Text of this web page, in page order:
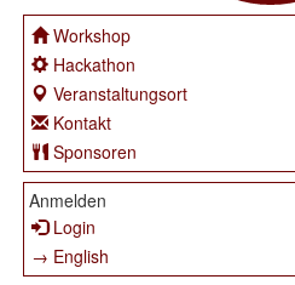
Workshop
Hackathon
Veranstaltungsort
Kontakt
Sponsoren
Anmelden
Login
→ English